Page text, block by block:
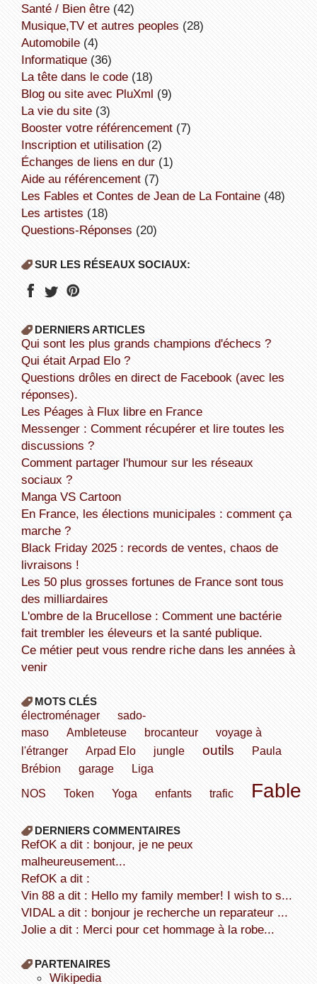
Santé / Bien être(42)
Musique,TV et autres peoples (28)
Automobile(4)
informatique(36)
la tête dans le code(18)
Blog ou site avec PluXml (9)
la vie du site(3)
booster votre référencement(7)
inscription et utilisation(2)
échanges de liens en dur(1)
aide au référencement(7)
Les Fables et Contes de Jean de La Fontaine(48)
Les artistes (18)
Questions-Réponses (20)
SUR LES RÉSEAUX SOCIAUX:
DERNIERS ARTICLES
Qui sont les plus grands champions d'échecs ?
Qui était Arpad Elo ?
Questions drôles en direct de Facebook (avec les
réponses).
Les Péages à Flux libre en France
Messenger : Comment récupérer et lire toutes les
discussions ?
Comment partager l'humour sur les réseaux
sociaux ?
Manga VS Cartoon
En France, les élections municipales : comment ça
marche ?
Black Friday 2025 : records de ventes, chaos de
livraisons !
Les 50 plus grosses fortunes de France sont tous
des milliardaires
L'ombre de la Brucellose : Comment une bactérie
fait trembler les éleveurs et la santé publique.
Ce métier peut vous rendre riche dans les années à
venir
MOTS CLÉS
électroménager
sado-
maso
Ambleteuse brocanteur
voyage à
l'étranger
Arpad Elo jungle outils
Paula
Brébion
garage
Liga
NOS
Token Yoga enfants trafic Fable
DERNIERS COMMENTAIRES
refOK a dit : bonjour, je ne peux
malheureusement...
refOK a dit :
Vin 88 a dit : Hello my family member! I wish to s...
VIDAL a dit : bonjour je recherche un reparateur ...
Jolie a dit : Merci pour cet hommage à la robe...
PARTENAIRES
wikipedia